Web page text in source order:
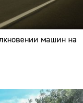
машин на